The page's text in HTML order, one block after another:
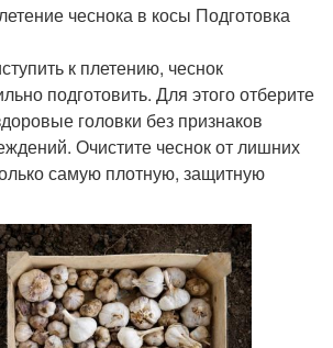
чеснока в косы Подготовка
к плетению, чеснок
подготовить. Для этого отберите
головки без признаков
Очистите чеснок от лишних
самую плотную, защитную